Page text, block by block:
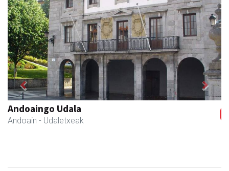
Ormaki urdaitegia
Andoain - Urdaitegiak
Previous Next